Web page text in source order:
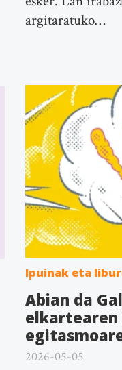
argitaratuko…
Ipuinak eta
Abian da
elkartearen
2026-05-05